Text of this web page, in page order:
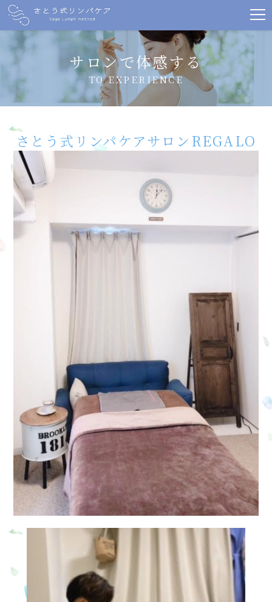
サロンで体感する
TO EXPERIENCE
さとう式リンパケアサロンREGALO